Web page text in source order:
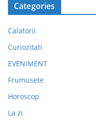
Categories
Calatorii
Curiozitati
EVENIMENT
Frumusete
Horoscop
La zi